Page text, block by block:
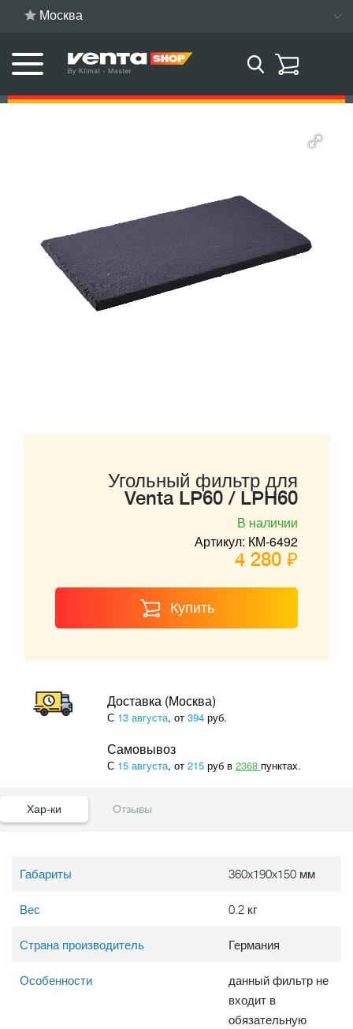
Москва
Угольный фильтр для
Venta LP60 / LPH60
В наличии
Артикул: КМ-6492
4 280 ₽
Купить
Доставка (Москва)
С 13 августа, от 394руб.
Самовывоз
С 15 августа, от 215руб в 2368 пунктах.
Хар-ки Отзывы
Габариты 360x190x150 мм
Вес 0.2 кг
Страна производитель Германия
Особенности
данный фильтр не
входит в
обязательную